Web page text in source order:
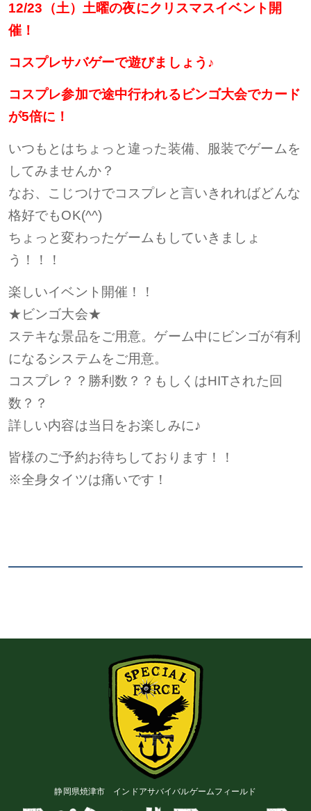
12/23（土）土曜の夜にクリスマスイベント開
催！
コスプレサバゲーで遊びましょう♪
コスプレ参加で途中行われるビンゴ大会でカード
が5倍に！
いつもとはちょっと違った装備、服装でゲームを
してみませんか？
なお、こじつけでコスプレと言いきれればどんな
格好でもOK(^^)
ちょっと変わったゲームもしていきましょ
う！！！
楽しいイベント開催！！
★ビンゴ大会★
ステキな景品をご用意。ゲーム中にビンゴが有利
になるシステムをご用意。
コスプレ？？勝利数？？もしくはHITされた回
数？？
詳しい内容は当日をお楽しみに♪
皆様のご予約お待ちしております！！
※全身タイツは痛いです！
静岡県焼津市 インドアサバイバルゲームフィールド